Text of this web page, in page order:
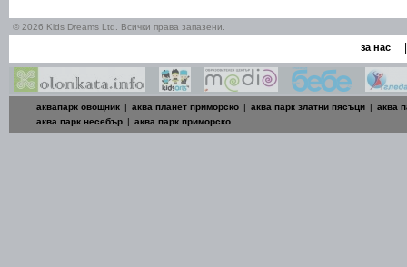
© 2026 Kids Dreams Ltd. Всички права запазени.
за нас |
аквапарк овощник | аква планет приморско | аква парк златни пясъци | аква
аква парк несебър | аква парк приморско